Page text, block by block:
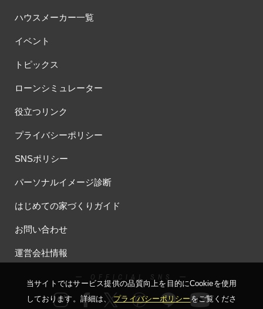
ハウスメーカー一覧
イベント
トピックス
ローンシミュレーター
役立つリンク
プライバシーポリシー
SNSポリシー
パーソナルイメージ診断
はじめての家づくりガイド
お問い合わせ
運営会社情報
ー OFFICIAL SNS ー
当サイトではサービス提供の品質向上を⽬的にCookieを使⽤
しております。詳細は、プライバシーポリシーをご覧くださ